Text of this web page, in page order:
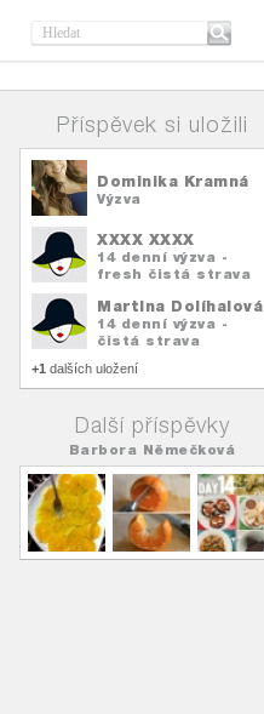
Příspěvek si uložili
Dominika Kramná
Výzva
XXXX XXXX
14 denní výzva -
fresh čistá strava
Martina Dolíhalová
14 denní výzva -
čistá strava
+1 dalších uložení
Další příspěvky
Barbora Němečková